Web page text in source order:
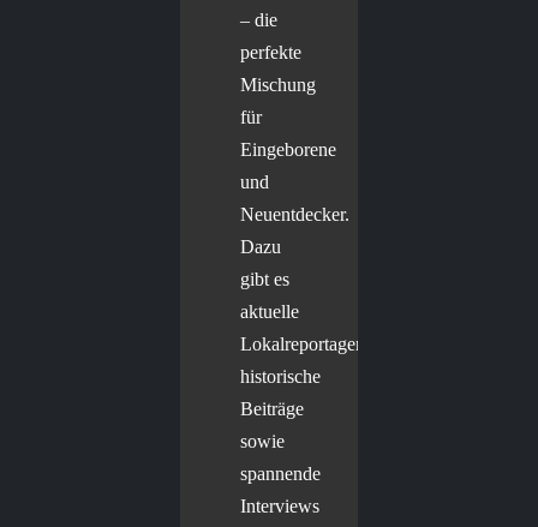
– die
perfekte
Mischung
für
Eingeborene
und
Neuentdecker.
Dazu
gibt es
aktuelle
Lokalreportagen,
historische
Beiträge
sowie
spannende
Interviews